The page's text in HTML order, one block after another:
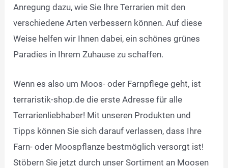
Anregung dazu, wie Sie Ihre Terrarien mit den
verschiedene Arten verbessern können. Auf diese
Weise helfen wir Ihnen dabei, ein schönes grünes
Paradies in Ihrem Zuhause zu schaffen.
Wenn es also um Moos- oder Farnpflege geht, ist
terraristik-shop.de die erste Adresse für alle
Terrarienliebhaber! Mit unseren Produkten und
Tipps können Sie sich darauf verlassen, dass Ihre
Farn- oder Moospflanze bestmöglich versorgt ist!
Stöbern Sie jetzt durch unser Sortiment an Moosen